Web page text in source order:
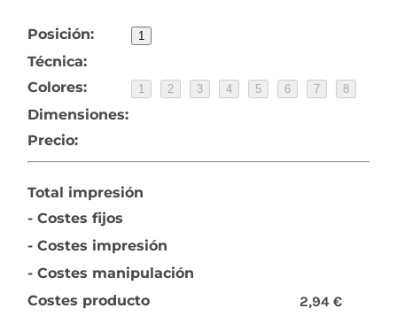
Posición: 1
Técnica:
Colores:
1 2 3 4 5 6 7 8
Dimensiones:
Precio:
Total impresión
- Costes fijos
- Costes impresión
- Costes manipulación
Costes producto
2,94 €